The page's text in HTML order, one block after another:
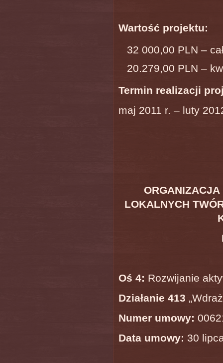
Wartość projektu:
32 000,00 PLN –
20.279,00 PLN –
Termin realizacji
maj 2011 r. – luty
LOKALNYCH
Oś 4: Rozwijanie
Działanie 413
Numer umowy:
Data umowy: 30